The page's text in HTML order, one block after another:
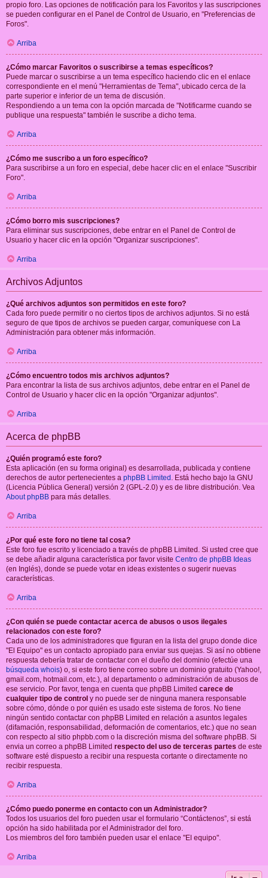
propio foro. Las opciones de notificación para los Favoritos y las suscripciones
se pueden configurar en el Panel de Control de Usuario, en "Preferencias de
Foros".
Arriba
¿Cómo marcar Favoritos o suscribirse a temas específicos?
Puede marcar o suscribirse a un tema específico haciendo clic en el enlace
correspondiente en el menú "Herramientas de Tema", ubicado cerca de la
parte superior e inferior de un tema de discusión.
Respondiendo a un tema con la opción marcada de "Notificarme cuando se
publique una respuesta" también le suscribe a dicho tema.
Arriba
¿Cómo me suscribo a un foro específico?
Para suscribirse a un foro en especial, debe hacer clic en el enlace "Suscribir
Foro".
Arriba
¿Cómo borro mis suscripciones?
Para eliminar sus suscripciones, debe entrar en el Panel de Control de
Usuario y hacer clic en la opción "Organizar suscripciones".
Arriba
Archivos Adjuntos
¿Qué archivos adjuntos son permitidos en este foro?
Cada foro puede permitir o no ciertos tipos de archivos adjuntos. Si no está
seguro de que tipos de archivos se pueden cargar, comuníquese con La
Administración para obtener más información.
Arriba
¿Cómo encuentro todos mis archivos adjuntos?
Para encontrar la lista de sus archivos adjuntos, debe entrar en el Panel de
Control de Usuario y hacer clic en la opción "Organizar adjuntos".
Arriba
Acerca de phpBB
¿Quién programó este foro?
Esta aplicación (en su forma original) es desarrollada, publicada y contiene
derechos de autor pertenecientes a phpBB Limited . Está hecho bajo la GNU
(Licencia Pública General) versión 2 (GPL-2.0) y es de libre distribución. Vea
About phpBB para más detalles.
Arriba
¿Por qué este foro no tiene tal cosa?
Este foro fue escrito y licenciado a través de phpBB Limited. Si usted cree que
se debe añadir alguna característica por favor visite Centro de phpBB Ideas
(en Inglés), donde se puede votar en ideas existentes o sugerir nuevas
características.
Arriba
¿Con quién se puede contactar acerca de abusos o usos ilegales
relacionados con este foro?
Cada uno de los administradores que figuran en la lista del grupo donde dice
"El Equipo" es un contacto apropiado para enviar sus quejas. Si así no obtiene
respuesta debería tratar de contactar con el dueño del dominio (efectúe una
búsqueda whois) o, si este foro tiene correo sobre un dominio gratuito (Yahoo!,
gmail.com, hotmail.com, etc.), al departamento o administración de abusos de
ese servicio. Por favor, tenga en cuenta que phpBB Limited carece de
cualquier tipo de control y no puede ser de ninguna manera responsable
sobre cómo, dónde o por quién es usado este sistema de foros. No tiene
ningún sentido contactar con phpBB Limited en relación a asuntos legales
(difamación, responsabilidad, deformación de comentarios, etc.) que no sean
con respecto al sitio phpbb.com o la discreción misma del software phpBB. Si
envia un correo a phpBB Limited respecto del uso de terceras partes de este
software esté dispuesto a recibir una respuesta cortante o directamente no
recibir respuesta.
Arriba
¿Cómo puedo ponerme en contacto con un Administrador?
Todos los usuarios del foro pueden usar el formulario “Contáctenos”, si está
opción ha sido habilitada por el Administrador del foro.
Los miembros del foro también pueden usar el enlace "El equipo".
Arriba